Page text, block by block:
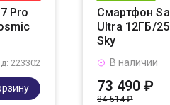
Pro
223302
Смартфон
Ultra 12ГБ/
Sky
В наличии
73 490 ₽
84 514 ₽